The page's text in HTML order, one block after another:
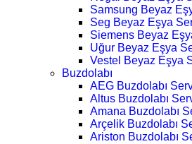
Samsung Beyaz
Seg Beyaz Eşya
Siemens Beyaz
Uğur Beyaz Eşya
Vestel Beyaz Eşya
Buzdolabı
AEG Buzdolabı
Altus Buzdolabı
Amana Buzdolabı
Arçelik Buzdolabı
Ariston Buzdolabı